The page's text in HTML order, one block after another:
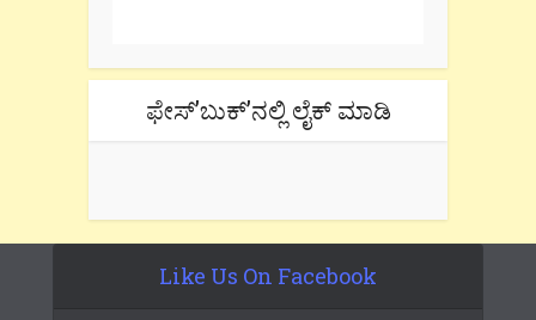
ಫೇಸ್’ಬುಕ್’ನಲ್ಲಿ ಲೈಕ್ ಮಾಡಿ
Like Us On Facebook